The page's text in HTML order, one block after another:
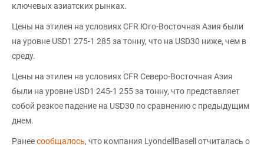
ключевых азиатских рынках.
Цены на этилен на условиях CFR Юго-Восточная Азия были
на уровне USD1 275-1 285 за тонну, что на USD30 ниже, чем в
среду.
Цены на этилен на условиях CFR Северо-Восточная Азия
были на уровне USD1 245-1 255 за тонну, что представляет
собой резкое падение на USD30 по сравнению с предыдущим
днем.
Ранеесообщалось, что компания LyondellBasell отчиталась о